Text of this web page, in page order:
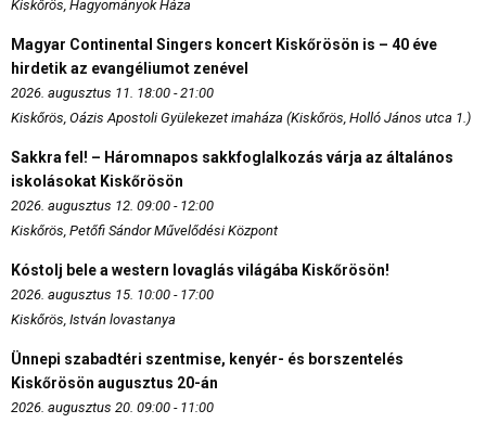
Kiskőrös, Hagyományok Háza
Magyar Continental Singers koncert Kiskőrösön is – 40 éve
hirdetik az evangéliumot zenével
2026. augusztus 11. 18:00 - 21:00
Kiskőrös, Oázis Apostoli Gyülekezet imaháza (Kiskőrös, Holló János utca 1.)
Sakkra fel! – Háromnapos sakkfoglalkozás várja az általános
iskolásokat Kiskőrösön
2026. augusztus 12. 09:00 - 12:00
Kiskőrös, Petőfi Sándor Művelődési Központ
Kóstolj bele a western lovaglás világába Kiskőrösön!
2026. augusztus 15. 10:00 - 17:00
Kiskőrös, István lovastanya
Ünnepi szabadtéri szentmise, kenyér- és borszentelés
Kiskőrösön augusztus 20-án
2026. augusztus 20. 09:00 - 11:00